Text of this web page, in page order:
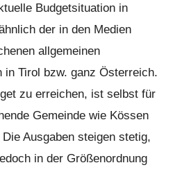
Budgetsituation in
der in den Medien
allgemeinen
in Tirol bzw. ganz Österreich.
zu erreichen, ist selbst für
Gemeinde wie Kössen
Ausgaben steigen stetig,
in der Größenordnung